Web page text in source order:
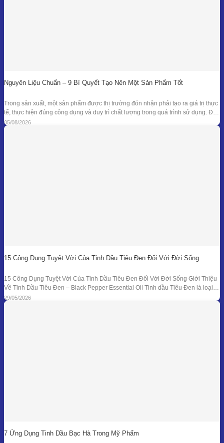
Nguyên Liệu Chuẩn – 9 Bí Quyết Tạo Nên Một Sản Phẩm Tốt
Trong sản xuất, một sản phẩm được thị trường đón nhận phải tạo ra giá trị thực
tế, thực hiện đúng công dụng và duy trì chất lượng trong quá trình sử dụng. Để
đạt được kết quả đó, doanh nghiệp cần kiểm soát đồng bộ từ mục tiêu nghiên
cứu, nguyên liệu, công thức
05/08/2026
15 Công Dụng Tuyệt Vời Của Tinh Dầu Tiêu Đen Đối Với Đời Sống
15 Công Dụng Tuyệt Vời Của Tinh Dầu Tiêu Đen Đối Với Đời Sống Giới Thiệu
Về Tinh Dầu Tiêu Đen – Black Pepper Essential Oil Tinh dầu Tiêu Đen là loại
tinh dầu thiên nhiên được chiết xuất từ quả của cây Tiêu Đen (Piper nigrum)
bằng phương pháp chưng cất hơi nước. Đây là
29/05/2026
7 Ứng Dụng Tinh Dầu Bạc Hà Trong Mỹ Phẩm